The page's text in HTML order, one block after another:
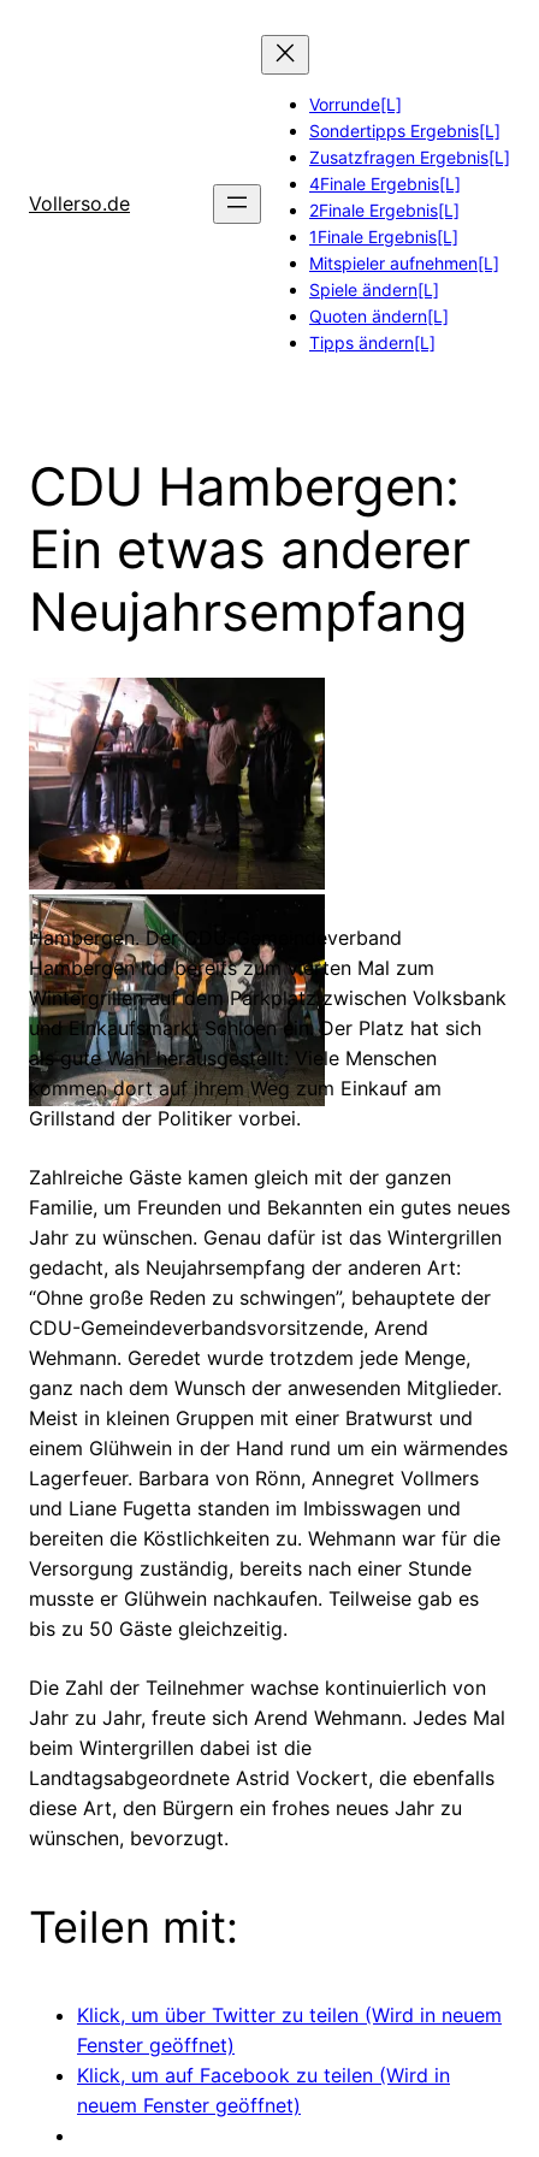
Vollerso.de
Vorrunde[L]
Sondertipps Ergebnis[L]
Zusatzfragen Ergebnis[L]
4Finale Ergebnis[L]
2Finale Ergebnis[L]
1Finale Ergebnis[L]
Mitspieler aufnehmen[L]
Spiele ändern[L]
Quoten ändern[L]
Tipps ändern[L]
CDU Hambergen:
Ein etwas anderer
Neujahrsempfang
Hambergen. Der CDU-Gemeindeverband
Hambergen lud bereits zum vierten Mal zum
Wintergrillen auf dem Parkplatz zwischen Volksbank
und Einkaufsmarkt Schloen ein. Der Platz hat sich
als gute Wahl herausgestellt: Viele Menschen
kommen dort auf ihrem Weg zum Einkauf am
Grillstand der Politiker vorbei.
Zahlreiche Gäste kamen gleich mit der ganzen
Familie, um Freunden und Bekannten ein gutes neues
Jahr zu wünschen. Genau dafür ist das Wintergrillen
gedacht, als Neujahrsempfang der anderen Art:
“Ohne große Reden zu schwingen”, behauptete der
CDU-Gemeindeverbandsvorsitzende, Arend
Wehmann. Geredet wurde trotzdem jede Menge,
ganz nach dem Wunsch der anwesenden Mitglieder.
Meist in kleinen Gruppen mit einer Bratwurst und
einem Glühwein in der Hand rund um ein wärmendes
Lagerfeuer. Barbara von Rönn, Annegret Vollmers
und Liane Fugetta standen im Imbisswagen und
bereiten die Köstlichkeiten zu. Wehmann war für die
Versorgung zuständig, bereits nach einer Stunde
musste er Glühwein nachkaufen. Teilweise gab es
bis zu 50 Gäste gleichzeitig.
Die Zahl der Teilnehmer wachse kontinuierlich von
Jahr zu Jahr, freute sich Arend Wehmann. Jedes Mal
beim Wintergrillen dabei ist die
Landtagsabgeordnete Astrid Vockert, die ebenfalls
diese Art, den Bürgern ein frohes neues Jahr zu
wünschen, bevorzugt.
Teilen mit:
Klick, um über Twitter zu teilen (Wird in neuem
Fenster geöffnet)
Klick, um auf Facebook zu teilen (Wird in
neuem Fenster geöffnet)